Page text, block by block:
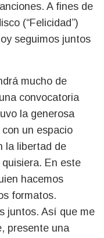
A fines de
(“Felicidad”)
seguimos juntos
mucho de
convocatoria
la generosa
un espacio
la libertad de
En este
hacemos
formatos.
juntos. Así que me
presente una